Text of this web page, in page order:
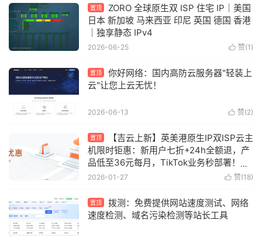
置顶
ZORO 全球原生双 ISP 住宅 IP｜美国
日本 新加坡 马来西亚 印尼 英国 德国 香港
｜独享静态 IPv4
 赞(1 )
2026-06-25
置顶
你好网络：国内高防云服务器"轻装上
云"让您上云无忧！
 赞(2)
2026-06-13
置顶
【吉云上新】英美港原生IP双ISP云主
机限时钜惠：新用户七折+24h全额退，产
品低至36元每月，TikTok业务秒部署！含
测评
 赞(18)
2026-01-27
置顶
拨测：免费提供网站速度测试、网络
速度检测、域名污染检测等站长工具